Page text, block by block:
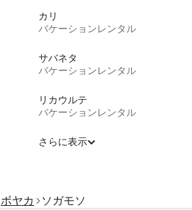
カリ
バケーションレンタル
サバネタ
バケーションレンタル
リカウルテ
バケーションレンタル
さらに表示
ボヤカ ソガモソ